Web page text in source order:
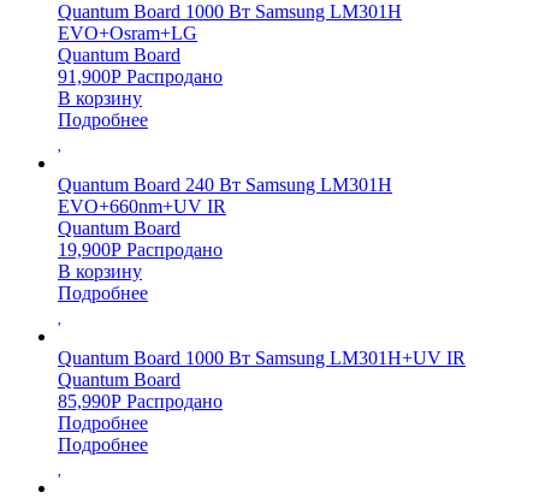
Quantum Board 1000 Вт Samsung LM301H
EVO+Osram+LG
Quantum Board
91,900Р Распродано
В корзину
Подробнее
Quantum Board 240 Вт Samsung LM301H
EVO+660nm+UV IR
Quantum Board
19,900Р Распродано
В корзину
Подробнее
Quantum Board 1000 Вт Samsung LM301H+UV IR
Quantum Board
85,990Р Распродано
Подробнее
Подробнее